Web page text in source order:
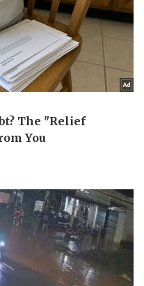
Ô tô - Xe máy
Ô tô
Xe máy
Tư vấn